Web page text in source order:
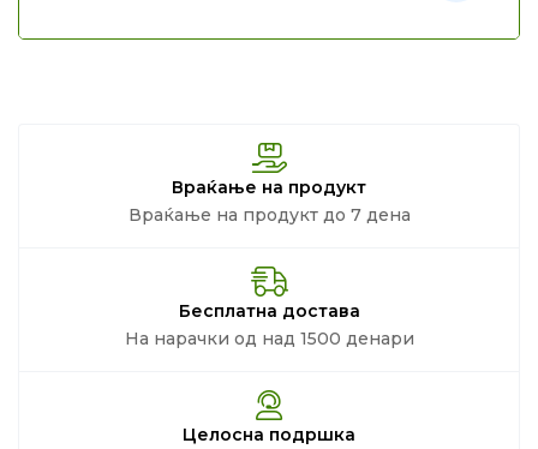
Враќање на продукт
Враќање на продукт до 7 дена
Бесплатна достава
На нарачки од над 1500 денари
Целосна подршка